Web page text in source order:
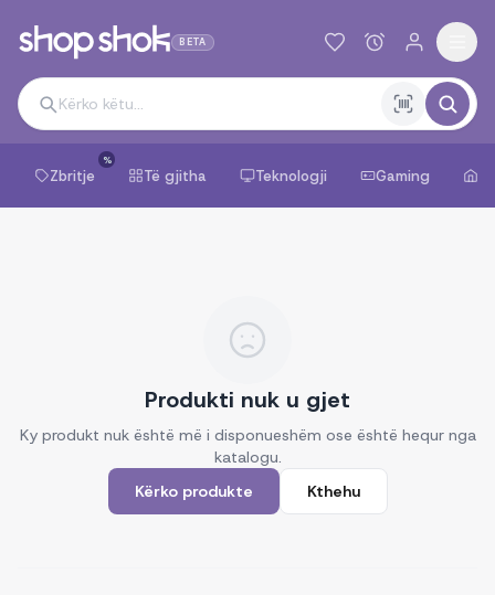
BETA
Zbritje
%
Të gjitha Teknologji Gaming
Produkti nuk u gjet
Ky produkt nuk është më i disponueshëm ose është hequr nga
katalogu.
Kërko produkte
Kthehu